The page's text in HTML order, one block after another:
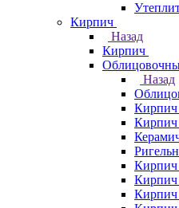
Кирпич
Назад
Кирпич
Назад
Кирпич
Кирпич
Кирпич
Кирпич